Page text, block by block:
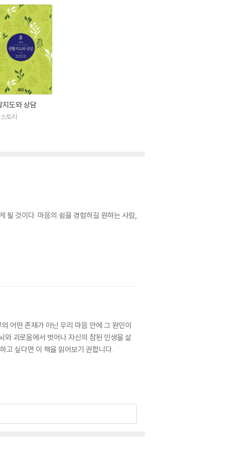
지도와 상담
토리
될 것이다. 마음의 쉼을 경험하길 원하는 사람,
어떤 존재가 아닌 우리 마음 안에 그 원인이
와 괴로움에서 벗어나 자신의 참된 인생을 살
고 싶다면 이 책을 읽어보기 권합니다.